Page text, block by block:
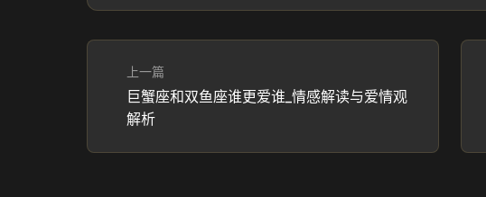
上一篇
巨蟹座和双鱼座谁更爱谁_情感解读与爱情观
解析